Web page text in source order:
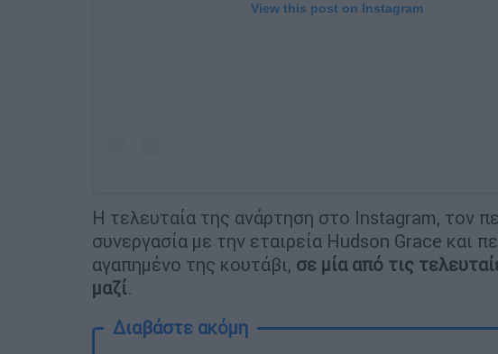
View this post on Instagram
Η τελευταία της ανάρτηση στο Instagram, τον
συνεργασία με την εταιρεία Hudson Grace και
αγαπημένο της κουτάβι, σε μία από τις
μαζί.
Διαβάστε ακόμη